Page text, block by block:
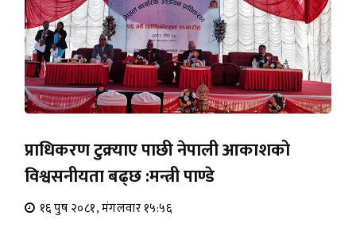
प्राधिकरण टुक्र्याए पाछी नेपाली आकाशको
विश्वसनीयता बढ्छ :मन्त्री पाण्डे
१६ पुष २०८१, मंगलवार १५:५६